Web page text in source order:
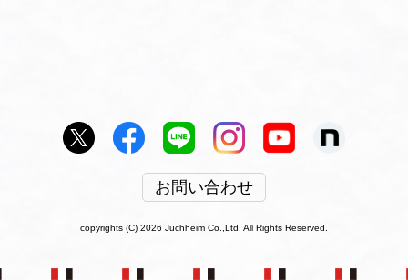
お問い合わせ
copyrights (C) 2026 Juchheim Co.,Ltd. All Rights Reserved.